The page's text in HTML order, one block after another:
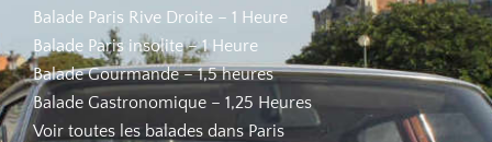
Balade Paris Rive Droite – 1 Heure
Balade Paris insolite – 1 Heure
Balade Gourmande – 1,5 heures
Balade Gastronomique – 1,25 Heures
Voir toutes les balades dans Paris